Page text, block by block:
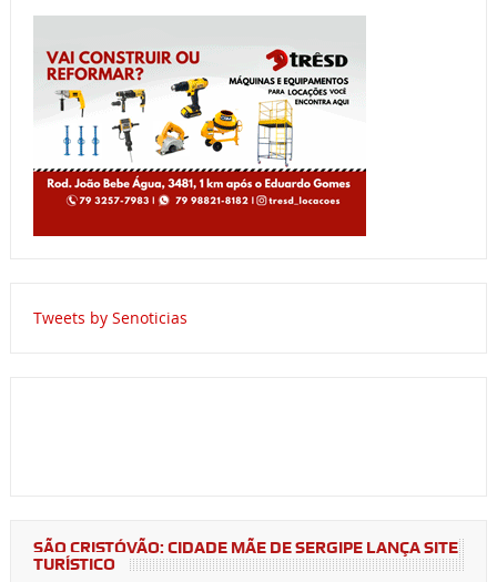
Tweets by Senoticias
SÃO CRISTÓVÃO: CIDADE MÃE DE SERGIPE LANÇA SITE
TURÍSTICO